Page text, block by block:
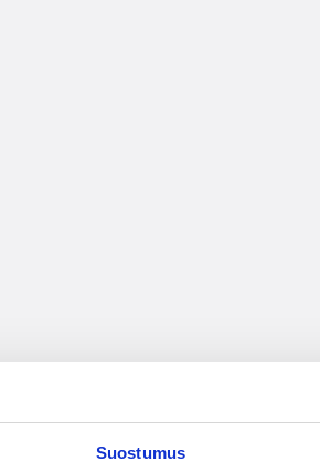
Suostumus